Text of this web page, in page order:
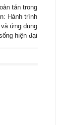
tán trong
Hành trình
ứng dụng
hiện đại